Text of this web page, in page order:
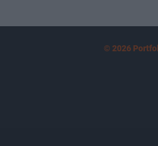
© 2026